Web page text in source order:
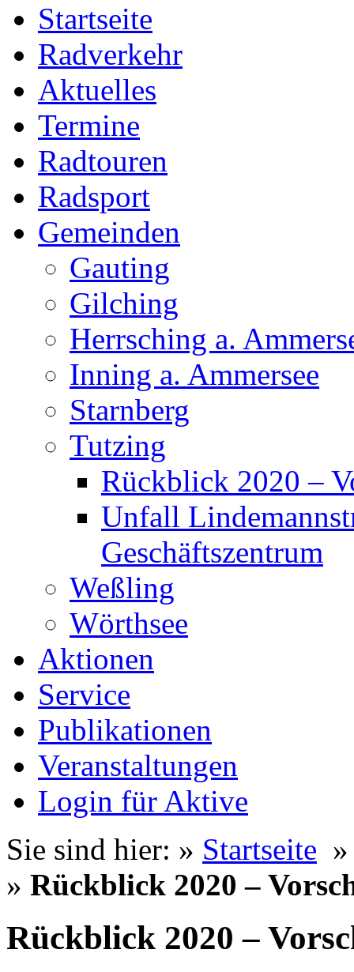
Startseite
Radverkehr
Aktuelles
Termine
Radtouren
Radsport
Gemeinden
Gauting
Gilching
Herrsching a.
Inning a. Ammersee
Starnberg
Tutzing
Rückblick 2020 –
Unfall
Geschäftszentrum
Weßling
Wörthsee
Aktionen
Service
Publikationen
Veranstaltungen
Login für Aktive
Sie sind hier: » Startseite
» Rückblick 2020 –
Rückblick 2020 –